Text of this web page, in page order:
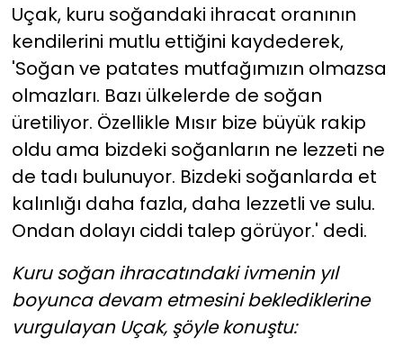
Uçak, kuru soğandaki ihracat oranının
kendilerini mutlu ettiğini kaydederek,
'Soğan ve patates mutfağımızın olmazsa
olmazları. Bazı ülkelerde de soğan
üretiliyor. Özellikle Mısır bize büyük rakip
oldu ama bizdeki soğanların ne lezzeti ne
de tadı bulunuyor. Bizdeki soğanlarda et
kalınlığı daha fazla, daha lezzetli ve sulu.
Ondan dolayı ciddi talep görüyor.' dedi.
Kuru soğan ihracatındaki ivmenin yıl
boyunca devam etmesini beklediklerine
vurgulayan Uçak, şöyle konuştu: